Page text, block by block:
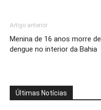
Artigo anterior
Menina de 16 anos morre de
dengue no interior da Bahia
Últimas Notícias